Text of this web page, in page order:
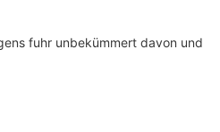
fuhr unbekümmert davon und